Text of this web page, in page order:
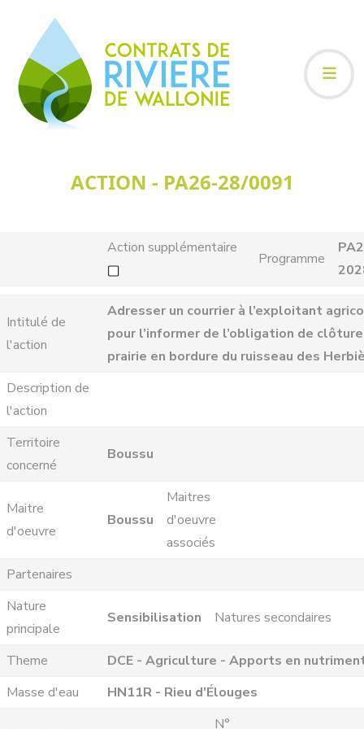
ACTION - PA26-28/0091
Action supplémentaire
Programme
Intitulé de
l'action
Adresser un courrier à l’exploitant
pour l’informer de l’obligation de
prairie en bordure du ruisseau des
Description de
l'action
Territoire
concerné
Boussu
Maitre
d'oeuvre
Boussu
Maitres
d'oeuvre
associés
Partenaires
Nature
principale
Sensibilisation Natures secondaires
Theme
DCE - Agriculture - Apports en
Masse d'eau
HN11R - Rieu d'Élouges
N°